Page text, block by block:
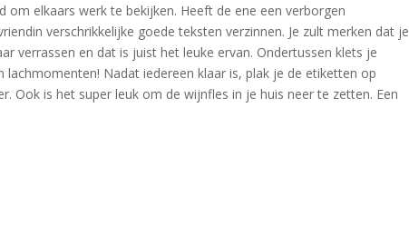
elkaars werk te bekijken. Heeft de ene een verborgen
verschrikkelijke goede teksten verzinnen. Je zult merken dat je
verrassen en dat is juist het leuke ervan. Ondertussen klets je
lachmomenten! Nadat iedereen klaar is, plak je de etiketten op
Ook is het super leuk om de wijnfles in je huis neer te zetten. Een